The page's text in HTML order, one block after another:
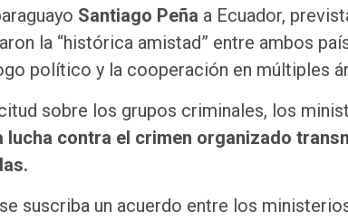
Santiago Peña a Ecuador,
la “histórica amistad” entre ambos
político y la cooperación en múltiples
sobre los grupos criminales, los
lucha contra el crimen organizado
suscriba un acuerdo entre los